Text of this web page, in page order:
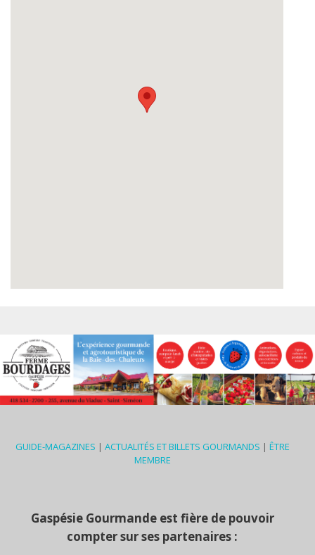
GUIDE-MAGAZINES | ACTUALITÉS ET BILLETS GOURMANDS | ÊTRE
MEMBRE
Gaspésie Gourmande est fière de pouvoir
compter sur ses partenaires :